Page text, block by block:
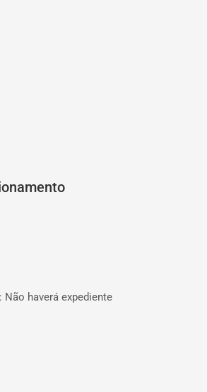
: Não haverá expediente